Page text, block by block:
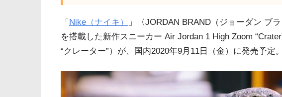
「 Nike（ナイキ）
」〈JORDAN BRAND（ジョーダン ブ
を搭載した新作スニーカー Air Jordan 1 High Zoom
“クレーター”）が、国内2020年9月11日（金）に発売予定。